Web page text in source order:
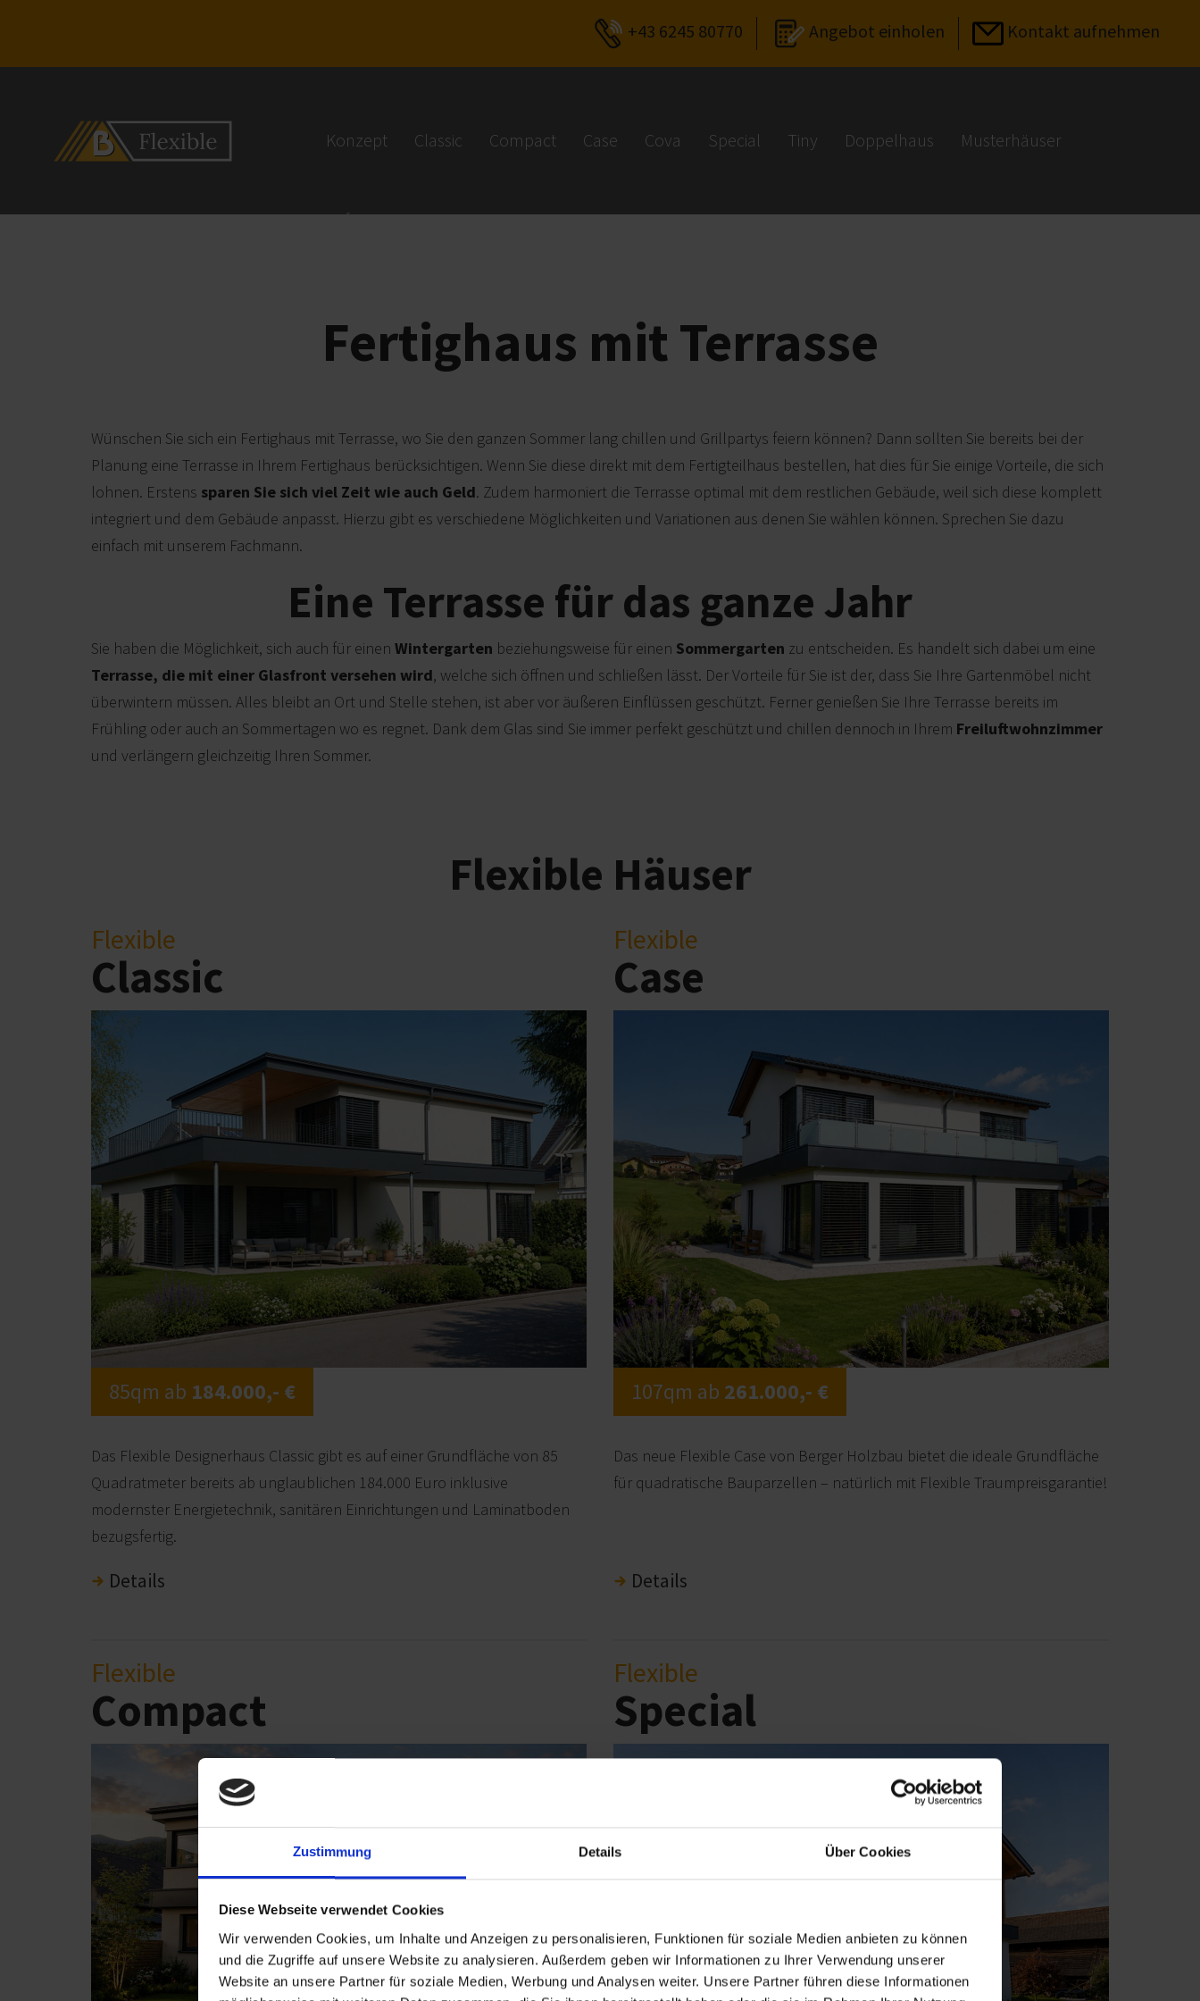
Zustimmung Details Über Cookies
Diese Webseite verwendet Cookies
Wir verwenden Cookies, um Inhalte und Anzeigen zu personalisieren, Funktionen für soziale Medien anbieten zu können
und die Zugriffe auf unsere Website zu analysieren. Außerdem geben wir Informationen zu Ihrer Verwendung unserer
Website an unsere Partner für soziale Medien, Werbung und Analysen weiter. Unsere Partner führen diese Informationen
+43 6245 80770 Angebot einholen Kontakt aufnehmen
Konzept Classic Compact Case Cova Special Tiny Doppelhaus Musterhäuser
Referenzen
Fertighaus mit Terrasse
Wünschen Sie sich ein Fertighaus mit Terrasse, wo Sie den ganzen Sommer lang chillen und Grillpartys feiern können? Dann sollten Sie bereits bei der
Planung eine Terrasse in Ihrem Fertighaus berücksichtigen. Wenn Sie diese direkt mit dem Fertigteilhaus bestellen, hat dies für Sie einige Vorteile, die sich
lohnen. Erstens sparen Sie sich viel Zeit wie auch Geld. Zudem harmoniert die Terrasse optimal mit dem restlichen Gebäude, weil sich diese komplett
integriert und dem Gebäude anpasst. Hierzu gibt es verschiedene Möglichkeiten und Variationen aus denen Sie wählen können. Sprechen Sie dazu
einfach mit unserem Fachmann.
Eine Terrasse für das ganze Jahr
Sie haben die Möglichkeit, sich auch für einen Wintergarten beziehungsweise für einen Sommergarten zu entscheiden. Es handelt sich dabei um eine
Terrasse, die mit einer Glasfront versehen wird, welche sich öffnen und schließen lässt. Der Vorteile für Sie ist der, dass Sie Ihre Gartenmöbel nicht
überwintern müssen. Alles bleibt an Ort und Stelle stehen, ist aber vor äußeren Einflüssen geschützt. Ferner genießen Sie Ihre Terrasse bereits im
Frühling oder auch an Sommertagen wo es regnet. Dank dem Glas sind Sie immer perfekt geschützt und chillen dennoch in Ihrem Freiluftwohnzimmer
und verlängern gleichzeitig Ihren Sommer.
Flexible Häuser
Flexible
Classic
85qm ab 184.000,- €
Das Flexible Designerhaus Classic gibt es auf einer Grundfläche von 85
Quadratmeter bereits ab unglaublichen 184.000 Euro inklusive
modernster Energietechnik, sanitären Einrichtungen und Laminatboden
bezugsfertig.
Details
Flexible
Case
107qm ab 261.000,- €
Das neue Flexible Case von Berger Holzbau bietet die ideale Grundfläche
für quadratische Bauparzellen – natürlich mit Flexible Traumpreisgarantie!
Details
Flexible
Compact
Flexible
Special